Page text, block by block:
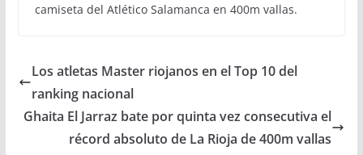
camiseta del Atlético Salamanca en 400m vallas.
Los atletas Master riojanos en el Top 10 del
ranking nacional
Ghaita El Jarraz bate por quinta vez consecutiva el
récord absoluto de La Rioja de 400m vallas